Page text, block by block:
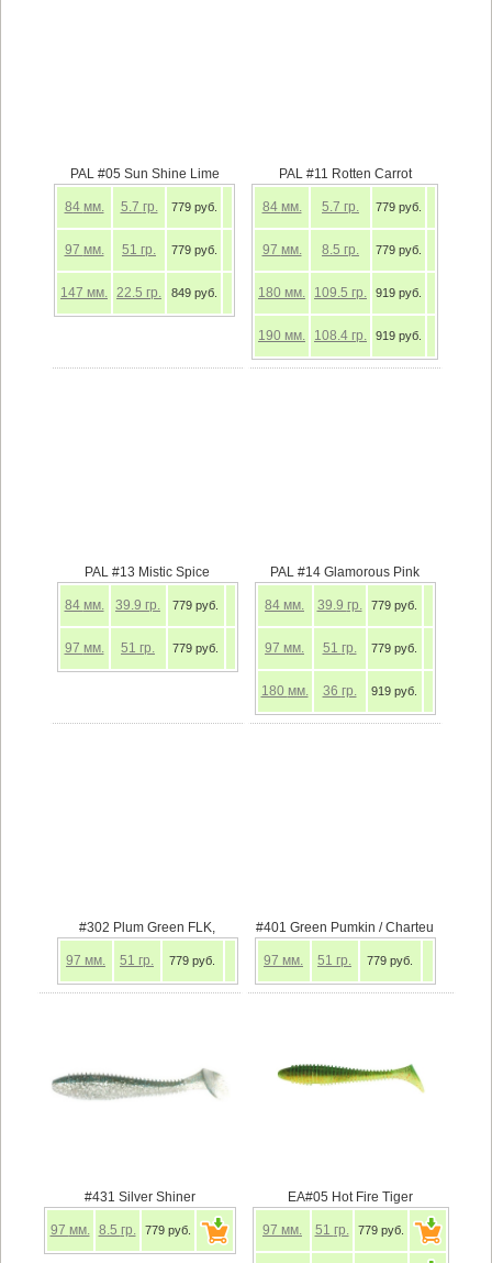
PAL #05 Sun Shine Lime
84 мм. 5.7 гр. 779 руб.
97 мм. 51 гр. 779 руб.
147 мм. 22.5 гр. 849 руб.
PAL #11 Rotten Carrot
84 мм. 5.7 гр. 779 руб.
97 мм. 8.5 гр. 779 руб.
180 мм. 109.5 гр. 919 руб.
190 мм. 108.4 гр. 919 руб.
PAL #13 Mistic Spice
84 мм. 39.9 гр. 779 руб.
97 мм. 51 гр. 779 руб.
PAL #14 Glamorous Pink
84 мм. 39.9 гр. 779 руб.
97 мм. 51 гр. 779 руб.
180 мм. 36 гр. 919 руб.
#302 Plum Green FLK,
97 мм. 51 гр. 779 руб.
#401 Green Pumkin / Charteu
97 мм. 51 гр. 779 руб.
#431 Silver Shiner
97 мм. 8.5 гр. 779 руб.
EA#05 Hot Fire Tiger
97 мм. 51 гр. 779 руб.